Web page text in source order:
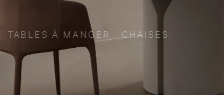
TABLES À MANGER . CHAISES